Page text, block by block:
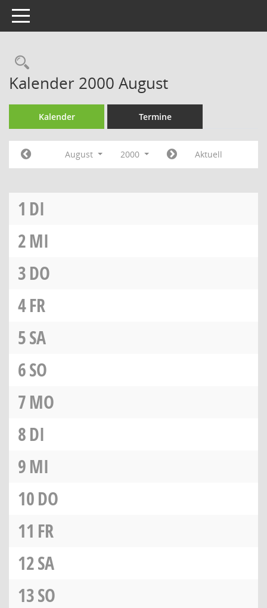
Toggle navigation
Rechercheauswahl
Kalender 2000 August
Kalender Termine
August 2000 Aktuell
1 DI
2MI
3DO
4FR
5SA
6SO
7MO
8DI
9MI
10DO
11 FR
12SA
13SO